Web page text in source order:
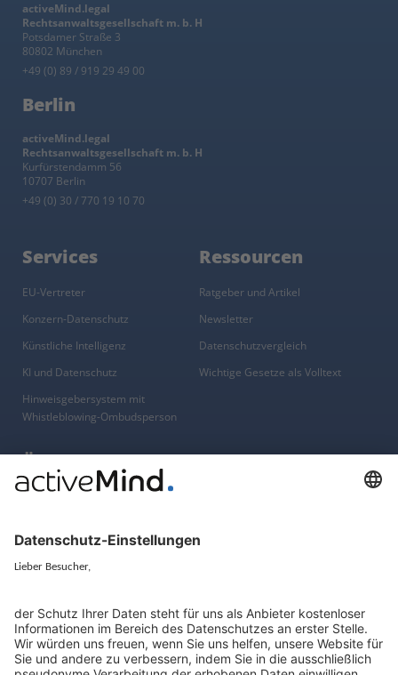
activeMind.legal
Rechtsanwaltsgesellschaft m. b. H
Potsdamer Straße 3
80802 München
+49 (0) 89 / 919 29 49 00
Berlin
activeMind.legal
Rechtsanwaltsgesellschaft m. b. H
Kurfürstendamm 56
10707 Berlin
+49 (0) 30 / 770 19 10 70
Services
EU-Vertreter
Konzern-Datenschutz
Künstliche Intelligenz
KI und Datenschutz
Hinweisgebersystem mit
Whistleblowing-Ombudsperson
Ressourcen
Ratgeber und Artikel
Newsletter
Datenschutzvergleich
Wichtige Gesetze als Volltext
Über
Über uns
Kontakt
Presse, Medien & Events
Impressum
Gruppe
activeMind.uk (Vereinigtes
Online-Schulungs-Portal
Karriereportal